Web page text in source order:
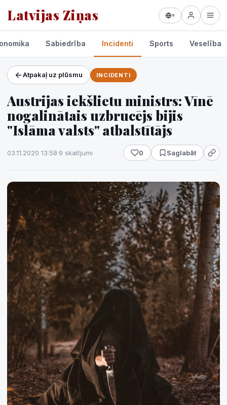
Latvijas Ziņas ▾
Projekti un pakalpojumi
Laikapstākļi
Sabiedrība Incidenti Sports Veselība
Atpakaļ uz plūsmu INCIDENTI
Austrijas iekšlietu ministrs: Vīnē
nogalinātais uzbrucējs bijis
"Islāma valsts" atbalstītājs
03.11.2020 13:58·9 skatījumi 0 Saglabāt